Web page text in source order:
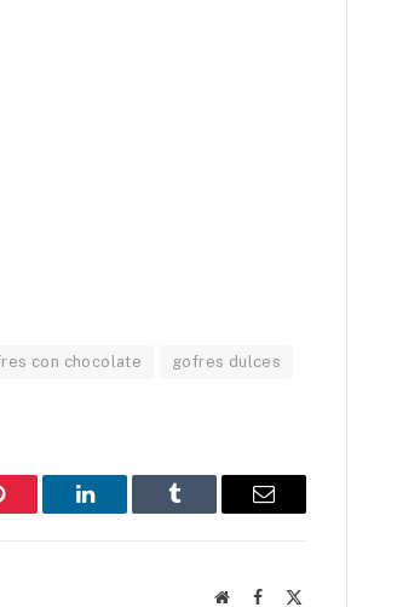
con chocolate gofres dulces
LinkedIn Tumblr
Correo
PáginaFacebook